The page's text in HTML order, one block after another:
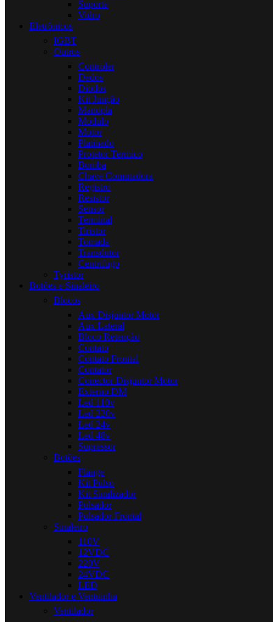
Suporte
Vidro
Eletrônicos
IGBT
Outros
Controler
Dedos
Diodos
Kit Junção
Manopla
Modulo
Motor
Platinado
Protetor Termico
Bomba
Chave Comutadora
Registro
Resistor
Sensor
Terminal
Tiristor
Tomada
Transdutor
Centrifugo
Tyristor
Botões e Sinaleiro
Blocos
Aux Disjuntor Motor
Aux Lateral
Bloco Retenção
Contato
Contato Frontal
Contator
Conector Disjuntor Motor
Externo DM
Led 110v
Led 220v
Led 24v
Led 48v
Supressor
Botões
Flange
Kit Pulso
Kit Sinalizador
Pulsador
Pulsador Frontal
Sinaleiro
110V
12VDC
220V
24VDC
LED
Ventilador e Ventuinha
Ventilador